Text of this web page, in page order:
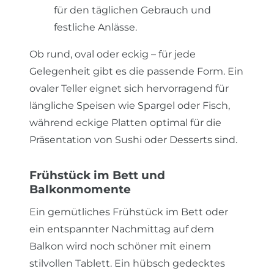
für den täglichen Gebrauch und
festliche Anlässe.
Ob rund, oval oder eckig – für jede
Gelegenheit gibt es die passende Form. Ein
ovaler Teller eignet sich hervorragend für
längliche Speisen wie Spargel oder Fisch,
während eckige Platten optimal für die
Präsentation von Sushi oder Desserts sind.
Frühstück im Bett und
Balkonmomente
Ein gemütliches Frühstück im Bett oder
ein entspannter Nachmittag auf dem
Balkon wird noch schöner mit einem
stilvollen Tablett. Ein hübsch gedecktes